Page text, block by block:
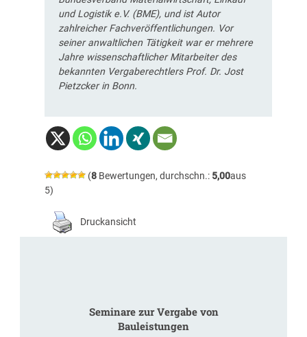
und Logistik e.V. (BME), und ist Autor
zahlreicher Fachveröffentlichungen. Vor
seiner anwaltlichen Tätigkeit war er mehrere
Jahre wissenschaftlicher Mitarbeiter des
bekannten Vergaberechtlers Prof. Dr. Jost
Pietzcker in Bonn.
(8Bewertungen, durchschn.: 5,00aus
5)
Druckansicht
Seminare zur Vergabe von
Bauleistungen